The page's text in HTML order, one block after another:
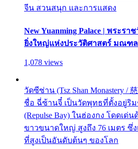
จีน สวนสนุก และการแสดง
New Yuanming Palace | พระร
ยิ่งใหญ่แห่งประวัติศาสตร์ มณฑล
1,078 views
วัดซีซ่าน (Tsz Shan Monastery /
ชื่อ ฉี่ซ้านจี๋ เป็นวัดพุทธที่ตั้งอยู่ริ
(Repulse Bay) ในฮ่องกง โดดเ
ขาวขนาดใหญ่ สูงถึง 76 เมตร ซึ่
ที่สูงเป็นอันดับต้นๆ ของโลก